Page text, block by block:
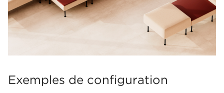
Exemples de configuration